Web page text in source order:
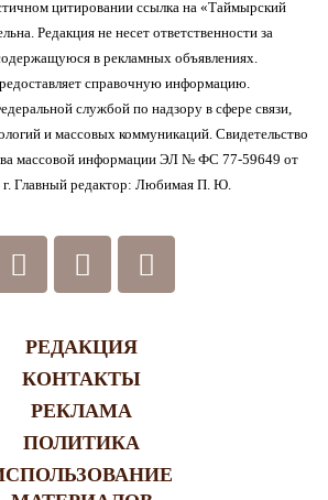
цитировании ссылка на «Таймырский
Редакция не несет ответственности за
в рекламных объявлениях.
справочную информацию.
службой по надзору в сфере связи,
и массовых коммуникаций. Свидетельство
массовой информации ЭЛ № ФС 77-59649 от
Главный редактор: Любимая П. Ю.
РЕДАКЦИЯ
КОНТАКТЫ
РЕКЛАМА
ПОЛИТИКА